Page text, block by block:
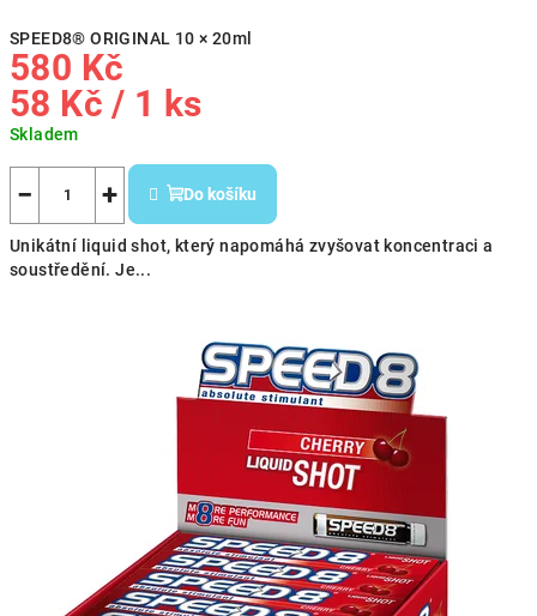
SPEED8® ORIGINAL 10 × 20ml
580 Kč
Měrná
cena:
58 Kč / 1 ks
Skladem
+
− Do košíku
Unikátní liquid shot, který napomáhá zvyšovat koncentraci a
soustředění. Je...